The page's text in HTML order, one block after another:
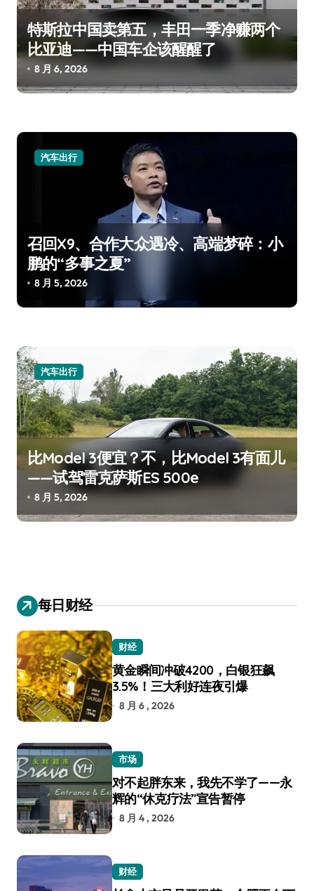
特斯拉中国卖第五，丰田一季净赚两个
比亚迪——中国车企该醒醒了
8 月 6, 2026
汽车出行
召回X9、合作大众遇冷、高端梦碎：小
鹏的“多事之夏”
8 月 5, 2026
汽车出行
比Model 3便宜？不，比Model 3有面儿
——试驾雷克萨斯ES 500e
8 月 5, 2026
每日财经
财经
黄金瞬间冲破4200，白银狂飙
3.5%！三大利好连夜引爆
8 月 6 , 2026
市场
对不起胖东来，我先不学了——永
辉的“休克疗法”宣告暂停
8 月 4 , 2026
财经